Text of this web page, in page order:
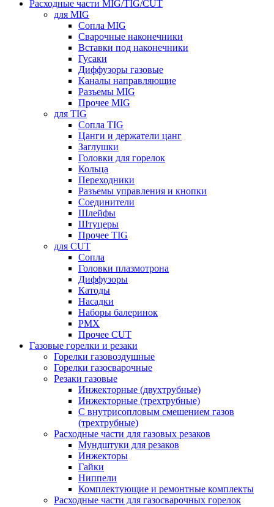
Расходные части MIG/TIG/CUT
для MIG
Сопла MIG
Сварочные наконечники
Вставки под наконечники
Гусаки
Диффузоры газовые
Каналы направляющие
Разъемы MIG
Прочее MIG
для TIG
Сопла TIG
Цанги и держатели цанг
Заглушки
Головки для горелок
Кольца
Переходники
Разъемы управления и кнопки
Соединители
Шлейфы
Штуцеры
Прочее TIG
для CUT
Сопла
Головки плазмотрона
Диффузоры
Катоды
Насадки
Наборы балеринок
PMX
Прочее CUT
Газовые горелки и резаки
Горелки газовоздушные
Горелки газосварочные
Резаки газовые
Инжекторные (двухтрубные)
Инжекторные (трехтрубные)
С внутрисопловым смешением газов
(трехтрубные)
Расходные части для газовых резаков
Мундштуки для резаков
Инжекторы
Гайки
Ниппели
Комплектующие и ремонтные комплекты
Расходные части для газосварочных горелок